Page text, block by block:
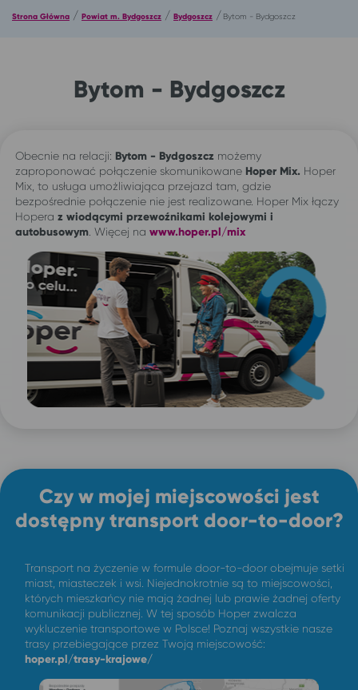
Strona Główna / Powiat m. Bydgoszcz / Bydgoszcz /Bytom - Bydgoszcz
Bytom - Bydgoszcz
Obecnie na relacji: Bytom - Bydgoszcz możemy
zaproponować połączenie skomunikowane Hoper Mix. Hoper
Mix, to usługa umożliwiająca przejazd tam, gdzie
bezpośrednie połączenie nie jest realizowane. Hoper Mix łączy
Hopera z wiodącymi przewoźnikami kolejowymi i
autobusowym . Więcej na www.hoper.pl/mix
Czy w mojej miejscowości jest
dostępny transport door-to-door?
Transport na życzenie w formule door-to-door obejmuje setki
miast, miasteczek i wsi. Niejednokrotnie są to miejscowości,
których mieszkańcy nie mają żadnej lub prawie żadnej oferty
komunikacji publicznej. W tej sposób Hoper zwalcza
wykluczenie transportowe w Polsce! Poznaj wszystkie nasze
trasy przebiegające przez Twoją miejscowość:
hoper.pl/trasy-krajowe/